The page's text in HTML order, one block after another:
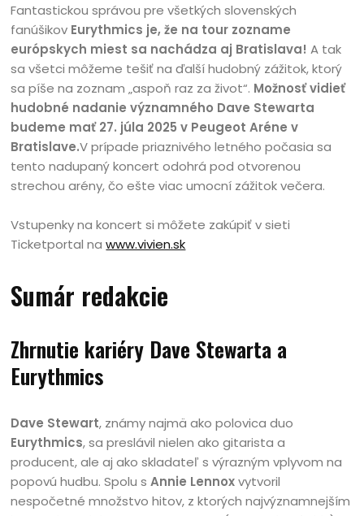
Fantastickou správou pre všetkých slovenských
fanúšikov Eurythmics je, že na tour zozname
európskych miest sa nachádza aj Bratislava!A tak
sa všetci môžeme tešiť na ďalší hudobný zážitok, ktorý
sa píše na zoznam „aspoň raz za život“. Možnosť vidieť
hudobné nadanie významného Dave Stewarta
budeme mať 27. júla 2025 v Peugeot Aréne v
Bratislave.V prípade priaznivého letného počasia sa
tento nadupaný koncert odohrá pod otvorenou
strechou arény, čo ešte viac umocní zážitok večera.
Vstupenky na koncert si môžete zakúpiť v sieti
Ticketportal nawww.vivien.sk
Sumár redakcie
Zhrnutie kariéry Dave Stewarta a
Eurythmics
Dave Stewart, známy najmä ako polovica duo
Eurythmics, sa preslávil nielen ako gitarista a
producent, ale aj ako skladateľ s výrazným vplyvom na
popovú hudbu. Spolu sAnnie Lennoxvytvoril
nespočetné množstvo hitov, z ktorých najvýznamnejším